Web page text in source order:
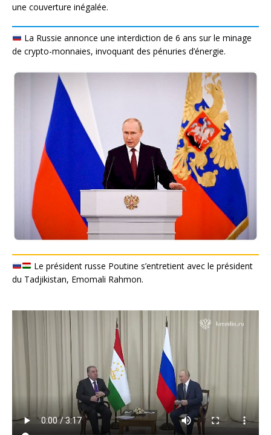
une couverture inégalée.
La Russie annonce une interdiction de 6 ans sur le minage
de crypto-monnaies, invoquant des pénuries d’énergie.
Le président russe Poutine s’entretient avec le président
du Tadjikistan, Emomali Rahmon.